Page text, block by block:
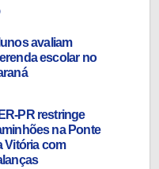
avaliam
escolar no
PR restringe
na Ponte
Vitória com